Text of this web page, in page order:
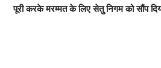
पूरी करके मरम्मत के लिए सेतु निगम को सौंप